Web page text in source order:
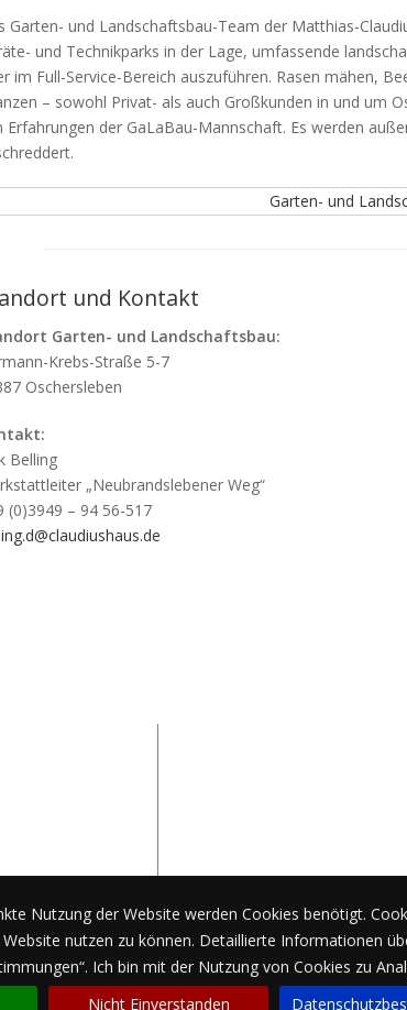
Nutzung der Website werden Cookies benötigt.
nutzen zu können. Detaillierte Informationen
Ich bin mit der Nutzung von Cookies zu
Nicht Einverstanden
Garten- und Landschaftsbau-Team der Matthias-
und Technikparks in der Lage, umfassende
im Full-Service-Bereich auszuführen. Rasen mähen,
– sowohl Privat- als auch Großkunden in und um
Erfahrungen der GaLaBau-Mannschaft. Es werden
und Kontakt
Garten- und Landschaftsbau:
Krebs-Straße 5-7
Oschersleben
Belling
„Neubrandslebener Weg“
(0)3949 – 94 56-517
finden sie hier!